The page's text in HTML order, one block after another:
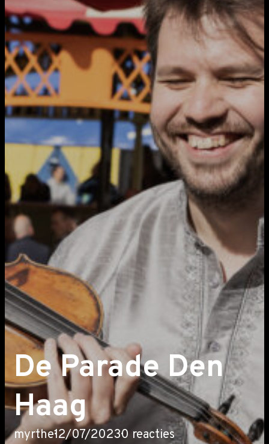
De Parade Den
Haag
myrthe12/07/20230 reacties